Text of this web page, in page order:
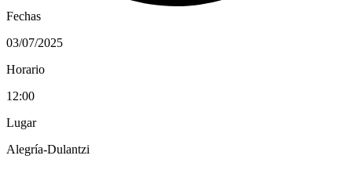
Fechas
03/07/2025
Horario
12:00
Lugar
Alegría-Dulantzi